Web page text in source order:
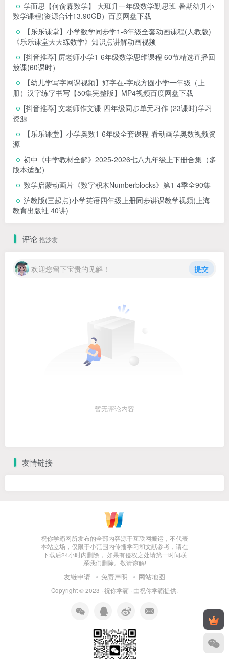
学而思【何俞霖数学】 大班升一年级数学勤思班-暑期幼升小
数学课程(资源合计13.90GB）百度网盘下载
【乐乐课堂】小学数学同步学1-6年级全套动画课程(人教版)
《乐乐课堂天天练数学》知识点讲解动画视频
[抖音推荐] 厉老师小学1-6年级数学思维课程 60节精选直播回
放课(60课时）
【幼儿学写字网课视频】好字在-字成方圆小学一年级（上
册）汉字练字书写【50集完整版】MP4视频百度网盘下载
[抖音推荐] 文老师作文课-四年级同步单元习作 (23课时)学习
资源
【乐乐课堂】小学奥数1-6年级全套课程-看动画学奥数视频资
源
初中《中学教材全解》2025-2026七八九年级上下册合集（多
版本适配）
数学启蒙动画片《数字积木Numberblocks》第1-4季全90集
沪教版(三起点)小学英语四年级上册同步讲课教学视频(上海
教育出版社 40讲)
评论 抢沙发
欢迎您留下宝贵的见解！ 提交
暂无评论内容
友情链接
祝你学霸网所发布的全部内容源于互联网搬运，不代表
本站立场，仅限于小范围内传播学习和文献参考，请在
下载后24小时内删除， 如果有侵权之处请第一时间联
系我们删除。敬请谅解!
友链申请 免责声明 网站地图
Copyright © 2023 · 祝你学霸 · 由祝你学霸提供.